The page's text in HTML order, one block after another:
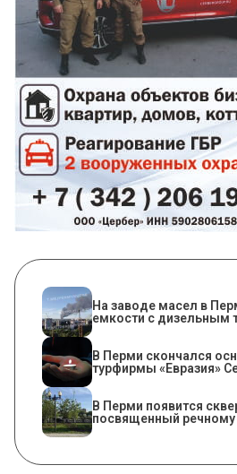
На заводе масел в
емкости с дизельным
В Перми скончался
турфирмы «Евразия»
В Перми появится
посвященный